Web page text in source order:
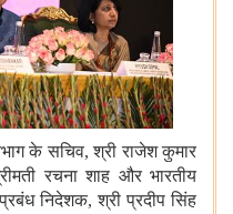
के सचिव, श्री राजेश कुमार
रचना शाह और भारतीय
निदेशक, श्री प्रदीप सिंह